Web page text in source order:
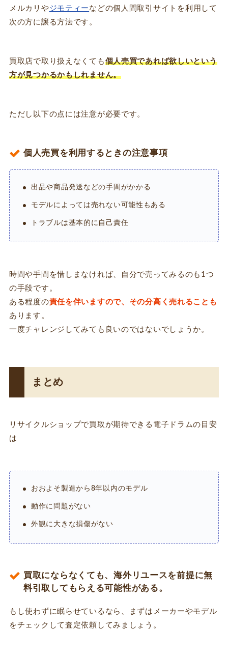
メルカリやジモティー などの個人間取引サイトを利用して
次の方に譲る方法です。
買取店で取り扱えなくても 個人売買であれば欲しいという
方が見つかるかもしれません。
ただし以下の点には注意が必要です。
個人売買を利用するときの注意事項
出品や商品発送などの手間がかかる
モデルによっては売れない可能性もある
トラブルは基本的に自己責任
時間や手間を惜しまなければ、自分で売ってみるのも1つ
の手段です。
ある程度の責任を伴いますので、その分高く売れることも
あります。
一度チャレンジしてみても良いのではないでしょうか。
まとめ
リサイクルショップで買取が期待できる電子ドラムの目安
は
おおよそ製造から8年以内のモデル
動作に問題がない
外観に大きな損傷がない
買取にならなくても、海外リユースを前提に無
料引取してもらえる可能性がある。
もし使わずに眠らせているなら、まずはメーカーやモデル
をチェックして査定依頼してみましょう。